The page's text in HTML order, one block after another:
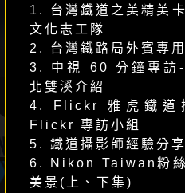
1. 台灣鐵道之美精美
文化志工隊
2. 台灣鐵路局外賓專
3. 中視 60 分鐘專訪
北雙溪介紹
4. Flickr 雅虎鐵道
Flickr 專訪小組
5. 鐵道攝影師經驗分
6. Nikon Taiwan粉絲
美景(上、下集)
運動
王建鑫